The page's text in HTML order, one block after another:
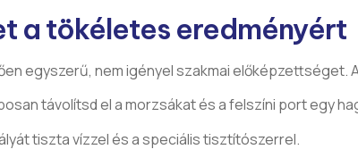
a tökéletes eredményért
egyszerű, nem igényel szakmai előképzettséget.
távolítsd el a morzsákat és a felszíni port egy
tiszta vízzel és a speciális tisztítószerrel.